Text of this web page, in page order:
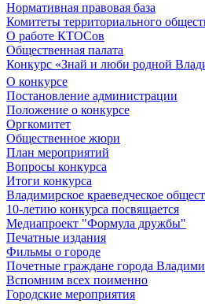
Нормативная правовая база
Комитеты территориального
О работе КТОСов
Общественная палата
Конкурс «Знай и люби родной
О конкурсе
Постановление администрации
Положение о конкурсе
Оргкомитет
Общественное жюри
План мероприятий
Вопросы конкурса
Итоги конкурса
Владимирское краеведческое
10-летию конкурса посвящается
Медиапроект "Формула дружбы"
Печатные издания
Фильмы о городе
Почетные граждане города
Вспомним всех поименно
Городские мероприятия